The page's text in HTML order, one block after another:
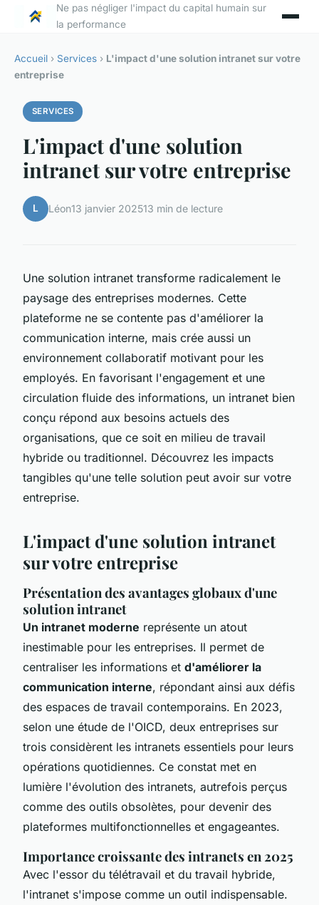
Ne pas négliger l'impact du capital humain sur
la performance
Accueil › Services › L'impact d'une solution intranet sur votre
entreprise
SERVICES
L'impact d'une solution
intranet sur votre entreprise
L Léon13 janvier 202513 min de lecture
Une solution intranet transforme radicalement le
paysage des entreprises modernes. Cette
plateforme ne se contente pas d'améliorer la
communication interne, mais crée aussi un
environnement collaboratif motivant pour les
employés. En favorisant l'engagement et une
circulation fluide des informations, un intranet bien
conçu répond aux besoins actuels des
organisations, que ce soit en milieu de travail
hybride ou traditionnel. Découvrez les impacts
tangibles qu'une telle solution peut avoir sur votre
entreprise.
L'impact d'une solution intranet
sur votre entreprise
Présentation des avantages globaux d'une
solution intranet
Un intranet moderne représente un atout
inestimable pour les entreprises. Il permet de
centraliser les informations et d'améliorer la
communication interne, répondant ainsi aux défis
des espaces de travail contemporains. En 2023,
selon une étude de l'OICD, deux entreprises sur
trois considèrent les intranets essentiels pour leurs
opérations quotidiennes. Ce constat met en
lumière l'évolution des intranets, autrefois perçus
comme des outils obsolètes, pour devenir des
plateformes multifonctionnelles et engageantes.
Importance croissante des intranets en 2025
Avec l'essor du télétravail et du travail hybride,
l'intranet s'impose comme un outil indispensable.